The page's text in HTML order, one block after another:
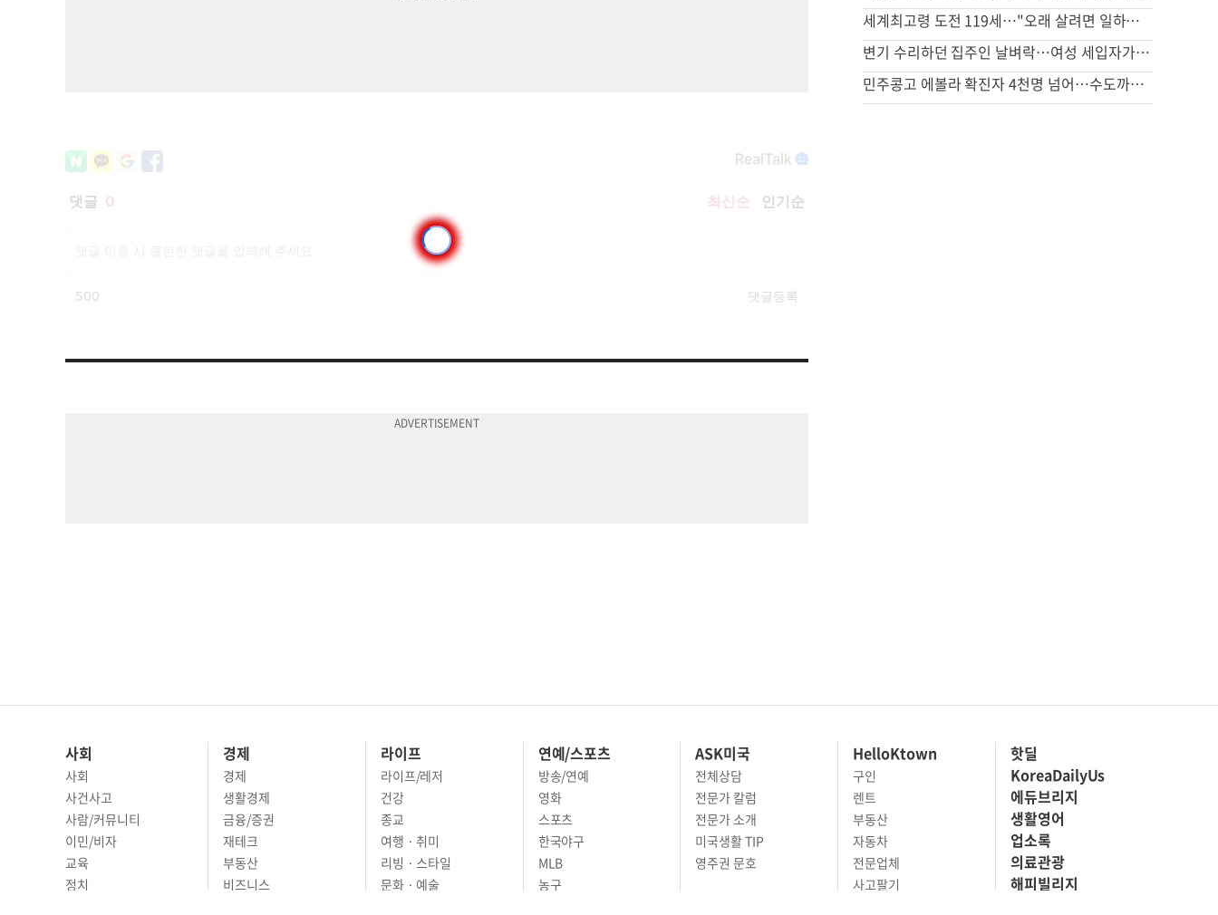
세계최고령 도전 119세…"오래 살려면 일하고 건강하게 먹어라"
변기 수리하던 집주인 날벼락…여성 세입자가 흉기로 찔렀다
민주콩고 에볼라 확진자 4천명 넘어…수도까지 번질라 비상
사회
사회
사건사고
사람/커뮤니티
이민/비자
경제
경제
생활경제
금융/증권
재테크
라이프
라이프/레저
건강
종교
여행 · 취미
연예/스포츠
방송/연예
영화
스포츠
한국야구
ASK미국
전체상담
전문가 칼럼
전문가 소개
HelloKtown
구인
렌트
부동산
자동차
핫딜
KoreaDailyUs
에듀브리지
생활영어
업소록